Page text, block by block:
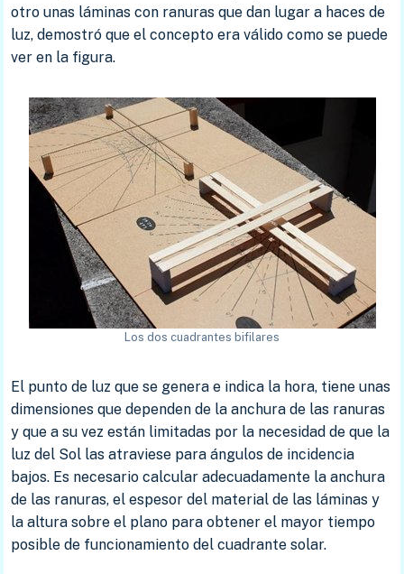
otro unas láminas con ranuras que dan lugar a haces de
luz, demostró que el concepto era válido como se puede
ver en la figura.
Los dos cuadrantes bifilares
El punto de luz que se genera e indica la hora, tiene unas
dimensiones que dependen de la anchura de las ranuras
y que a su vez están limitadas por la necesidad de que la
luz del Sol las atraviese para ángulos de incidencia
bajos. Es necesario calcular adecuadamente la anchura
de las ranuras, el espesor del material de las láminas y
la altura sobre el plano para obtener el mayor tiempo
posible de funcionamiento del cuadrante solar.